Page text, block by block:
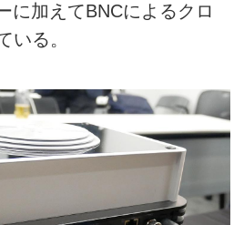
に加えてBNCによるクロ
いる。